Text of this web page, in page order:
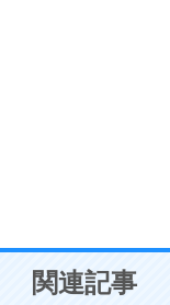
ことが大切。
関連記事